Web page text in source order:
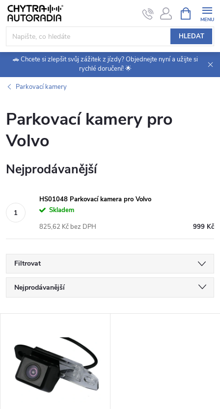
Přejít
obsah
HLEDAT
NÁKUPNÍ
KOŠÍK
🚗 Chcete si zlepšit svůj zážitek z jízdy? Objednejte nyní a užijte si
rychlé doručení! 🌟
Parkovací kamery
Parkovací kamery pro
Volvo
Nejprodávanější
HS01048 Parkovací kamera pro Volvo
Skladem
999 Kč
825,62 Kč bez DPH
Filtrovat
Ř
a
e
n
Nejprodávanější
Abecedně
ý
p